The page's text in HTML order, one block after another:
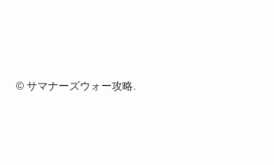
©サマナーズウォー攻略.